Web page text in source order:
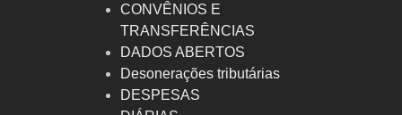
CONVÊNIOS E
TRANSFERÊNCIAS
DADOS ABERTOS
Desonerações tributárias
DESPESAS